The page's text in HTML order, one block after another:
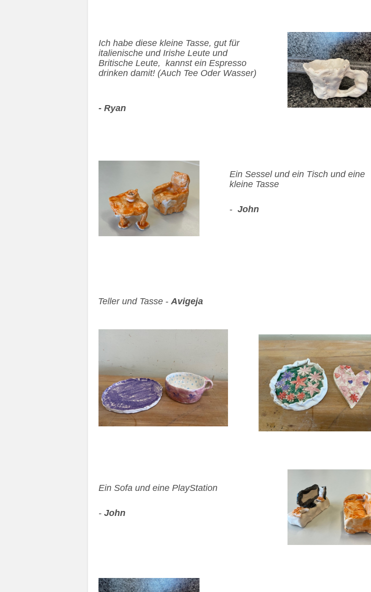
Ich habe diese kleine Tasse, gut für
italienische und Irishe Leute und
Britische Leute, kannst ein Espresso
drinken damit! (Auch Tee Oder Wasser)
- Ryan
Ein Sessel und ein Tisch und eine
kleine Tasse
- John
Teller und Tasse - Avigeja
Ein Sofa und eine PlayStation
- John